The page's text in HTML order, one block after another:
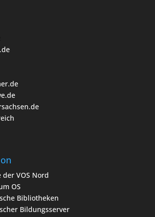
VOS Nord
OS
Bibliotheken
Bildungsserver